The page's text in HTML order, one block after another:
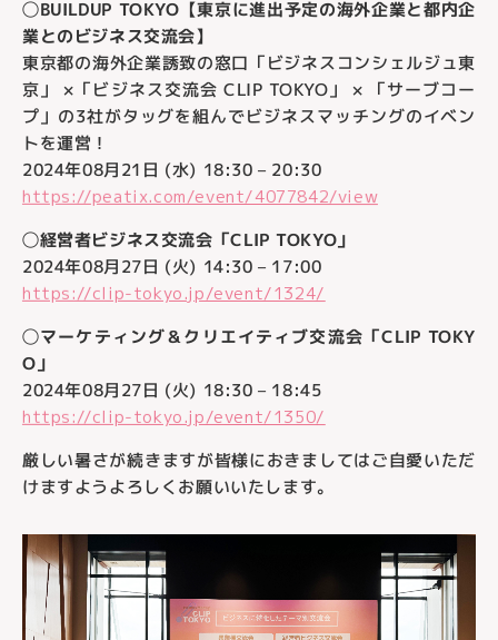
◯BUILDUP TOKYO【東京に進出予定の​海外企業と都内企
業とのビジネス交流会】
東京都の海外企業誘致の窓口「ビジネスコンシェルジュ東
京」 ×「ビジネス交流会 CLIP TOKYO」 × 「サーブコー
プ」の3社がタッグを組んでビジネスマッチングのイベン
トを運営！
2024年08月21日 (水) 18:30 – 20:30
https://peatix.com/event/4077842/view
◯経営者ビジネス交流会「CLIP TOKYO」
2024年08月27日 (火) 14:30 – 17:00
https://clip-tokyo.jp/event/1324/
◯マーケティング＆クリエイティブ交流会「CLIP TOKY
O」
2024年08月27日 (火) 18:30 – 18:45
https://clip-tokyo.jp/event/1350/
厳しい暑さが続きますが皆様におきましてはご自愛いただ
けますようよろしくお願いいたします。